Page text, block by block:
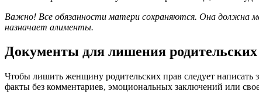
Важно! Все обязанности матери сохраняются. Она должна
назначает алименты.
Документы для лишения
Чтобы лишить женщину родительских прав следует
факты без комментариев, эмоциональных заключений или